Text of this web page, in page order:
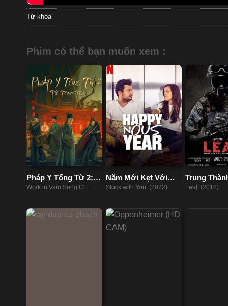
Từ khóa
Phim có thể bạn muốn xem :
Pháp Y Tống Từ 2:
Tứ Tông Tội
Work in Vain Song Ci
Năm Mới Kẹt Với
Nàng
Stuck with You (2022)
Trung
Leal (2018)